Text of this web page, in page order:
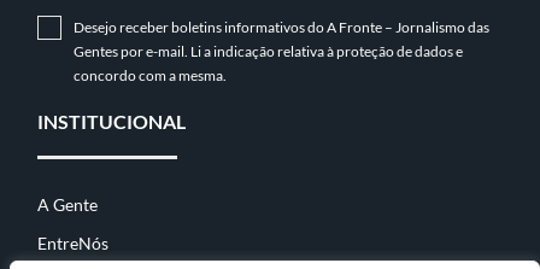
Desejo receber boletins informativos do A Fronte – Jornalismo das
Gentes por e-mail. Li a indicação relativa àproteção de dadose
concordo com a mesma.
INSTITUCIONAL
A Gente
EntreNós